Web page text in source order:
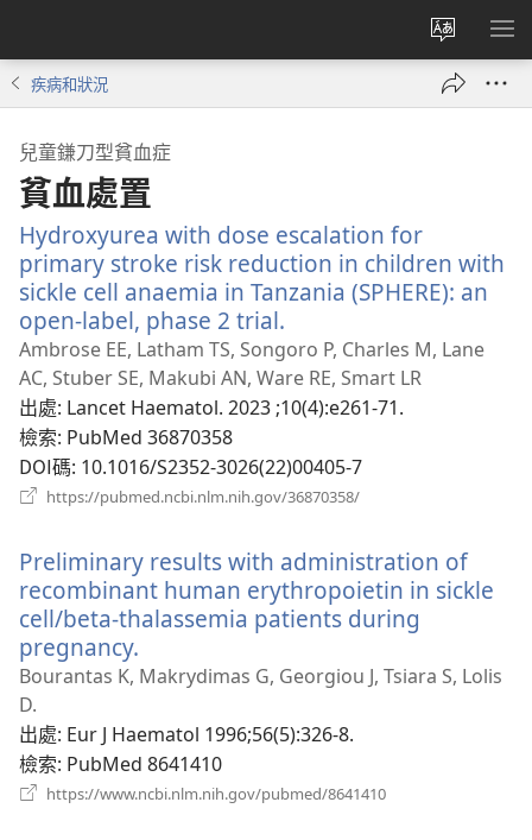
更
改
網
顯
疾病和狀況
兒童鎌刀型貧血症
貧血處置
Hydroxyurea with dose escalation for
primary stroke risk reduction in children with
sickle cell anaemia in Tanzania (SPHERE): an
open-label, phase 2 trial.
啟
新
視
Ambrose EE, Latham TS, Songoro P, Charles M, Lane
AC, Stuber SE, Makubi AN, Ware RE, Smart LR
出處‎: Lancet Haematol. 2023 ;10(4):e261-71.
檢索‎: PubMed 36870358
DOI碼‎: 10.1016/S2352-3026(22)00405-7
https://pubmed.ncbi.nlm.nih.gov/36870358/
視
窗）
Preliminary results with administration of
recombinant human erythropoietin in sickle
cell/beta-thalassemia patients during
pregnancy.
啟
視
窗）
Bourantas K, Makrydimas G, Georgiou J, Tsiara S, Lolis
D.
出處‎: Eur J Haematol 1996;56(5):326-8.
檢索‎: PubMed 8641410
https://www.ncbi.nlm.nih.gov/pubmed/8641410